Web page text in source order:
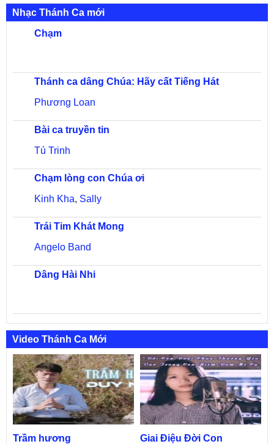
Nhạc Thánh Ca mới
Chạm
Thánh ca dâng Chúa: Hãy cất Tiếng Hát
Phương Loan
Bài ca truyền tin
Tú Trinh
Chạm lòng con Chúa ơi
Kinh Kha, Sally
Trái Tim Khát Mong
Angelo Band
Dâng Hài Nhi
Video Thánh Ca Mới
Trầm hương Giai Điệu Đời Con